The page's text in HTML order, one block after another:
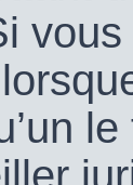
vous